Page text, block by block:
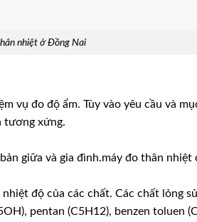
nhiệt ở Đồng Nai
vụ đo độ ẩm. Tùy vào yêu cầu và
tương xứng.
giữa và gia đình.máy đo thân nhiệt
độ của các chất. Các chất lỏng
pentan (C5H12), benzen toluen